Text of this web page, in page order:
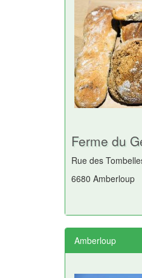
Ferme du
Rue des
6680 Amberloup
Amberloup